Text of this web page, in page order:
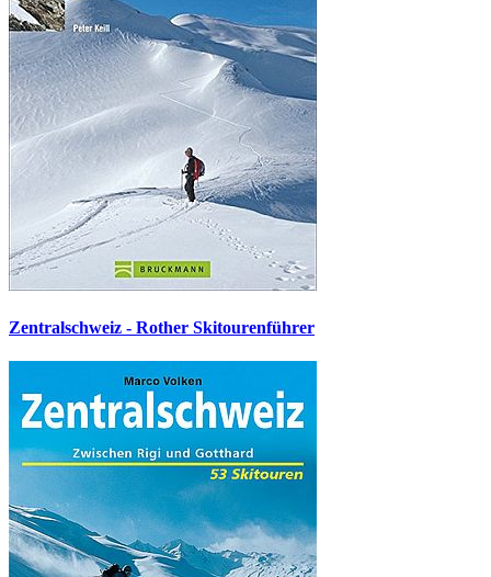
Zentralschweiz - Rother Skitourenführer